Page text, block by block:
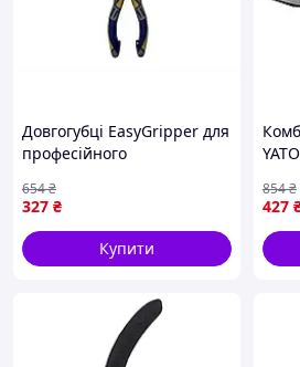
Довгогубці EasyGripper для
професійного
нікелевої сталі з
автоматичним
загостренням
327 ₴
654₴
Купити
427
854₴